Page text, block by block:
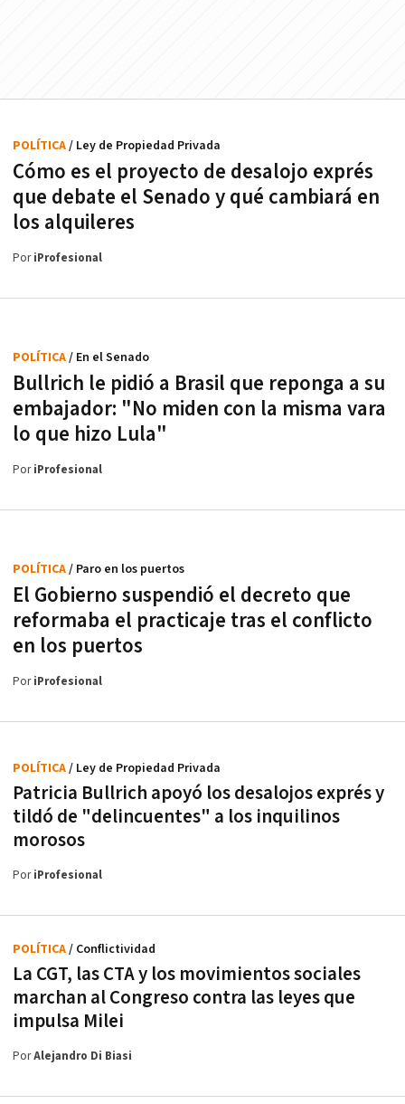
Cómo es el proyecto de desalojo exprés
que debate el Senado y qué cambiará en
los alquileres
POLÍTICA/ Ley de Propiedad Privada
PoriProfesional
Bullrich le pidió a Brasil que reponga a su
embajador: "No miden con la misma vara
lo que hizo Lula"
POLÍTICA/ En el Senado
PoriProfesional
El Gobierno suspendió el decreto que
reformaba el practicaje tras el conflicto
en los puertos
POLÍTICA/ Paro en los puertos
PoriProfesional
Patricia Bullrich apoyó los desalojos exprés y
tildó de "delincuentes" a los inquilinos
morosos
POLÍTICA/ Ley de Propiedad Privada
PoriProfesional
La CGT, las CTA y los movimientos sociales
marchan al Congreso contra las leyes que
impulsa Milei
POLÍTICA/ Conflictividad
PorAlejandro Di Biasi